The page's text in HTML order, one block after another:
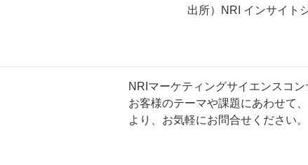
出所） NRI インサイト
NRIマーケティングサイエンスコ
お客様のテーマや課題にあわせて
より、お気軽にお問合せください。